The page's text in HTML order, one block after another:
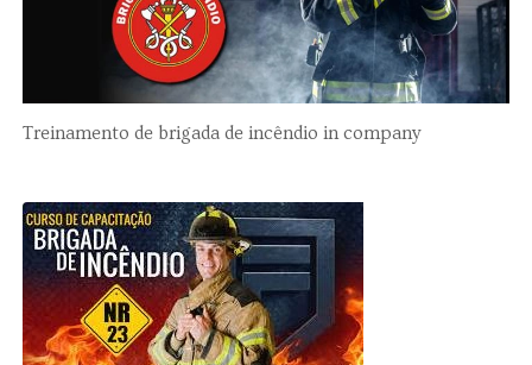
Treinamento de brigada de incêndio in company